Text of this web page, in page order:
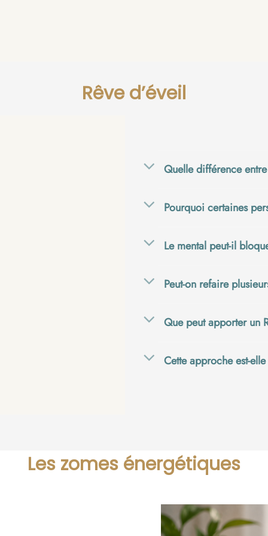
Rêve d’éveil
Quelle différence
Pourquoi certaines
Le mental peut-il
Peut-on refaire
Que peut apporter un
Cette approche est-
Les zomes énergétiques